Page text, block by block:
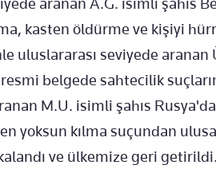
kasten öldürme ve kişiyi
uluslararası seviyede aranan
belgede sahtecilik
M.U. isimli şahıs
yoksun kılma suçundan
ve ülkemize geri